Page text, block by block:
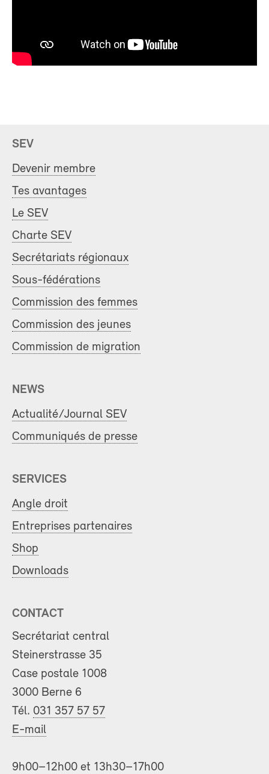
SEV
Devenir membre
Tes avantages
Le SEV
Charte SEV
Secrétariats régionaux
Sous-fédérations
Commission des femmes
Commission des jeunes
Commission de migration
NEWS
Actualité/Journal SEV
Communiqués de presse
SERVICES
Angle droit
Entreprises partenaires
Shop
Downloads
CONTACT
Secrétariat central
Steinerstrasse 35
Case postale 1008
3000 Berne 6
Tél. 031 357 57 57
E-mail
9h00–12h00 et 13h30–17h00